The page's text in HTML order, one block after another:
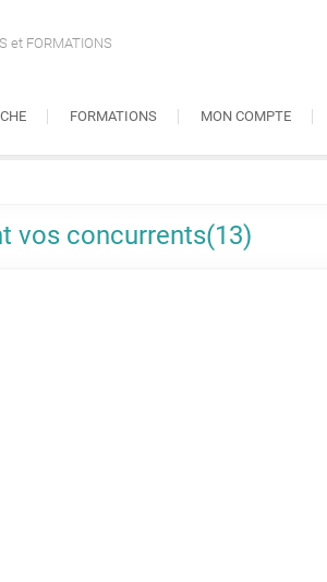
et FORMATIONS
FORMATIONS MON COMPTE
vos concurrents(13)